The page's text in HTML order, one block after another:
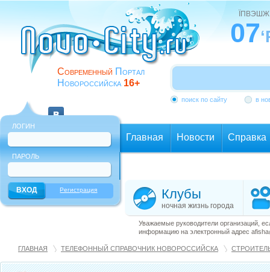
Современный Портал
Новороссийска 16+
07
поиск по сайту в
ЛОГИН
ПАРОЛЬ
Регистрация
Главная Новости Справка
Клубы
ночная жизнь города
Уважаемые руководители организаций,
информацию на электронный адрес
ГЛАВНАЯ ТЕЛЕФОННЫЙ СПРАВОЧНИК НОВОРОССИЙСКА